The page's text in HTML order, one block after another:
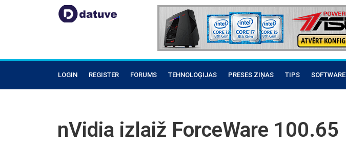
LOGIN REGISTER FORUMS TEHNOLOĢIJAS PRESES ZIŅAS TIPS SOFTWARE
nVidia izlaiž ForceWare 100.65